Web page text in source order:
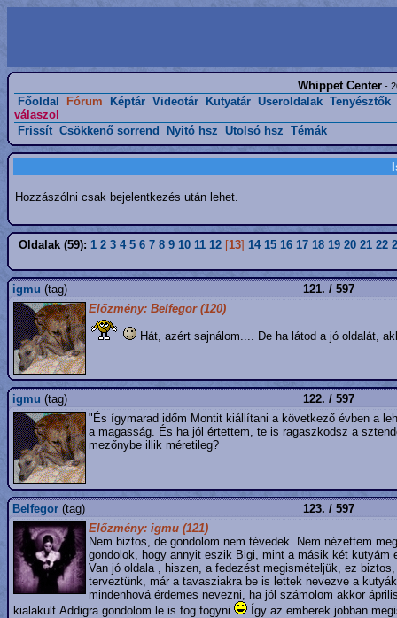
Whippet Center-
Főoldal Fórum Képtár Videotár Kutyatár Useroldalak Tenyésztők
válaszol
Frissít Csökkenő sorrend Nyitó hsz Utolsó hsz Témák
Hozzászólni csak bejelentkezés után lehet.
Oldalak (59): 1 2 3 4 5 6 7 8 9 10 11 12 [13] 14 15 16 17 18 19 20 21 22
igmu (tag)
121. / 597
Előzmény: Belfegor (120)
Hát, azért sajnálom.... De ha látod a jó oldalát,
igmu (tag)
122. / 597
"És ígymarad időm Montit kiállítani a következő évben a
a magasság. És ha jól értettem, te is ragaszkodsz a
mezőnybe illik méretileg?
Belfegor (tag)
123. / 597
Előzmény: igmu (121)
Nem biztos, de gondolom nem tévedek. Nem nézettem
gondolok, hogy annyit eszik Bigi, mint a másik két kutyám
Van jó oldala , hiszen, a fedezést megismételjük, ez
terveztünk, már a tavasziakra be is lettek nevezve a
mindenhová érdemes nevezni, ha jól számolom akkor
kialakult.Addigra gondolom le is fog fogyni
Így az emberek jobban